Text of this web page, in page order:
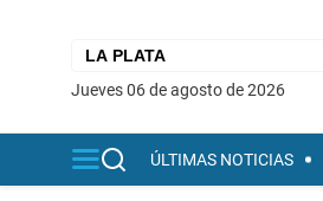
jueves 06 de agosto de 2026
ÚLTIMAS NOTICIAS